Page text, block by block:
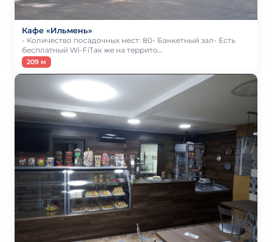
Кафе «Ильмень»
- Количество посадочных мест: 80- Банкетный зал- Есть
бесплатный Wi-FiТак же на террито…
209 м